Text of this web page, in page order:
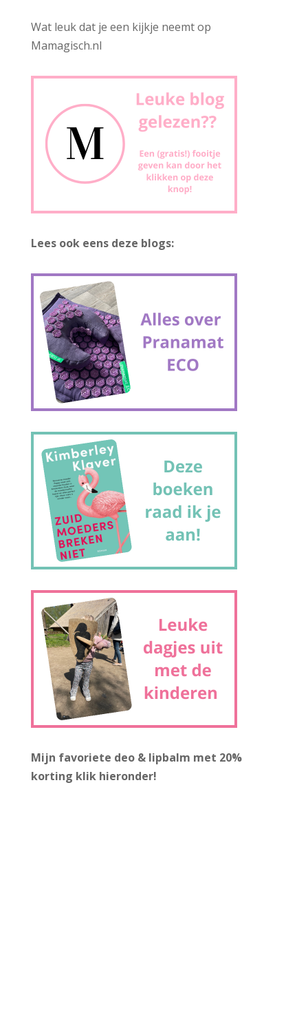
Wat leuk dat je een kijkje neemt op
Mamagisch.nl
Lees ook eens deze blogs:
Mijn favoriete deo & lipbalm met 20%
korting klik hieronder!